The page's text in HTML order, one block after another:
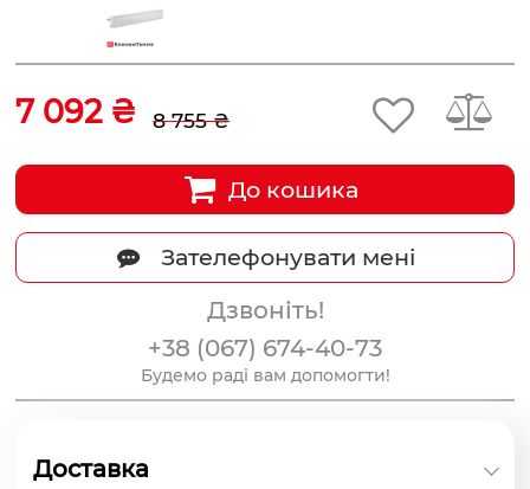
7 092 ₴ 8 755 ₴
До кошика
Зателефонувати мені
Дзвоніть!
+38 (067) 674-40-73
Будемо раді вам допомогти!
Доставка